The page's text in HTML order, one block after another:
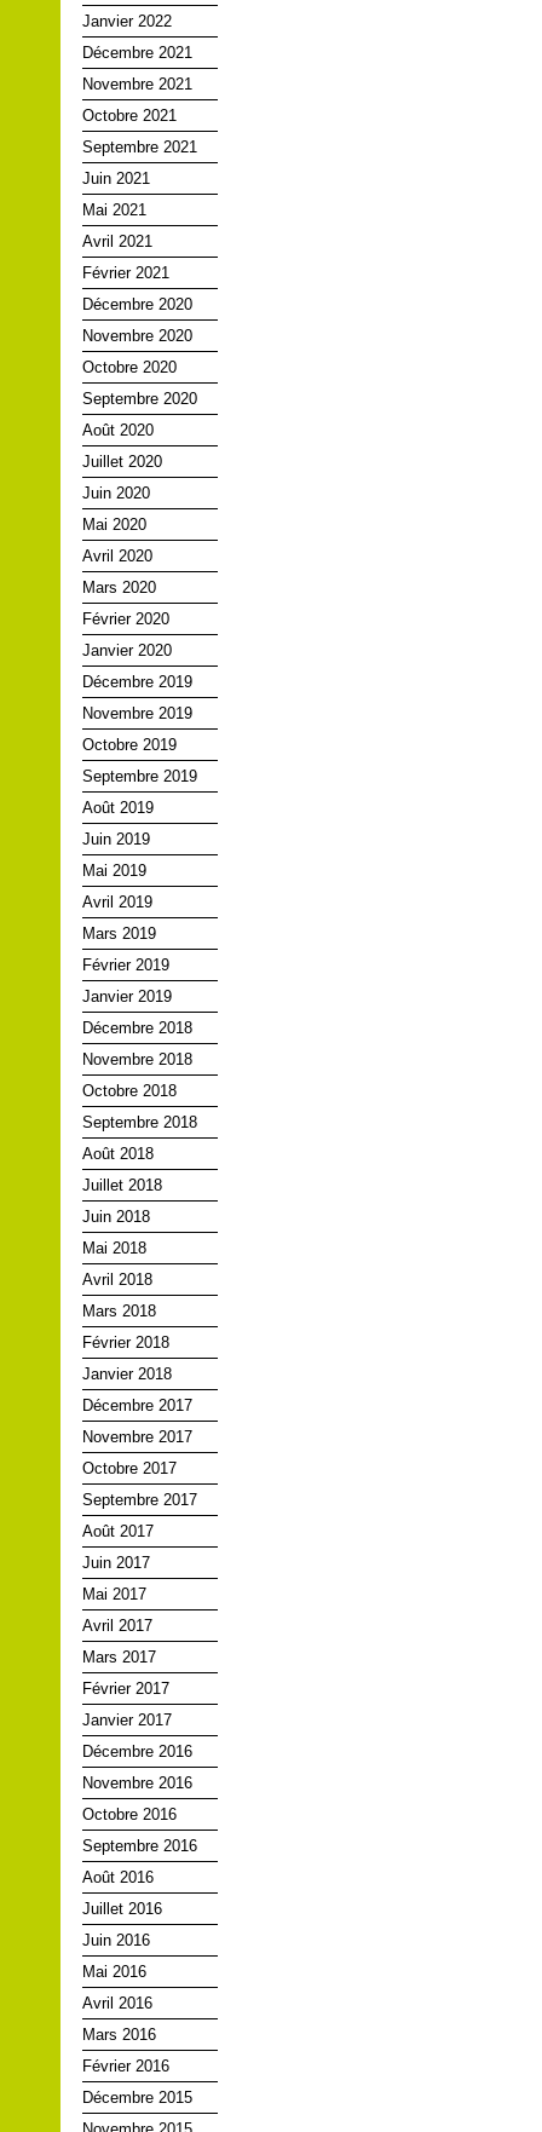
Janvier 2022
Décembre 2021
Novembre 2021
Octobre 2021
Septembre 2021
Juin 2021
Mai 2021
Avril 2021
Février 2021
Décembre 2020
Novembre 2020
Octobre 2020
Septembre 2020
Août 2020
Juillet 2020
Juin 2020
Mai 2020
Avril 2020
Mars 2020
Février 2020
Janvier 2020
Décembre 2019
Novembre 2019
Octobre 2019
Septembre 2019
Août 2019
Juin 2019
Mai 2019
Avril 2019
Mars 2019
Février 2019
Janvier 2019
Décembre 2018
Novembre 2018
Octobre 2018
Septembre 2018
Août 2018
Juillet 2018
Juin 2018
Mai 2018
Avril 2018
Mars 2018
Février 2018
Janvier 2018
Décembre 2017
Novembre 2017
Octobre 2017
Septembre 2017
Août 2017
Juin 2017
Mai 2017
Avril 2017
Mars 2017
Février 2017
Janvier 2017
Décembre 2016
Novembre 2016
Octobre 2016
Septembre 2016
Août 2016
Juillet 2016
Juin 2016
Mai 2016
Avril 2016
Mars 2016
Février 2016
Décembre 2015